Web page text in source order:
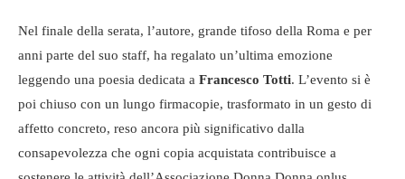
Nel finale della serata, l’autore, grande tifoso della Roma e per
anni parte del suo staff, ha regalato un’ultima emozione
leggendo una poesia dedicata a Francesco Totti. L’evento si è
poi chiuso con un lungo firmacopie, trasformato in un gesto di
affetto concreto, reso ancora più significativo dalla
consapevolezza che ogni copia acquistata contribuisce a